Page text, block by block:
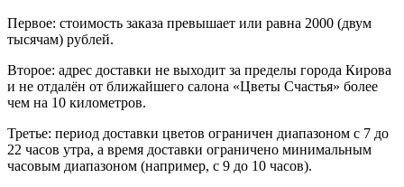
Первое: стоимость заказа превышает или равна 2000 (двум
тысячам) рублей.
Второе: адрес доставки не выходит за пределы города Кирова
и не отдалён от ближайшего салона «Цветы Счастья» более
чем на 10 километров.
Третье: период доставки цветов ограничен диапазоном с 7 до
22 часов утра, а время доставки ограничено минимальным
часовым диапазоном (например, с 9 до 10 часов).